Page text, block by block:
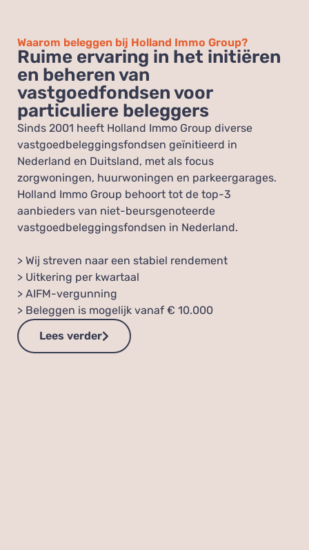
Waarom beleggen bij Holland Immo Group?
Ruime ervaring in het initiëren
en beheren van
vastgoedfondsen voor
particuliere beleggers
Sinds 2001 heeft Holland Immo Group diverse
vastgoedbeleggingsfondsen geïnitieerd in
Nederland en Duitsland, met als focus
zorgwoningen, huurwoningen en parkeergarages.
Holland Immo Group behoort tot de top-3
aanbieders van niet-beursgenoteerde
vastgoedbeleggingsfondsen in Nederland.
> Wij streven naar een stabiel rendement
> Uitkering per kwartaal
> AIFM-vergunning
> Beleggen is mogelijk vanaf € 10.000
Lees verder